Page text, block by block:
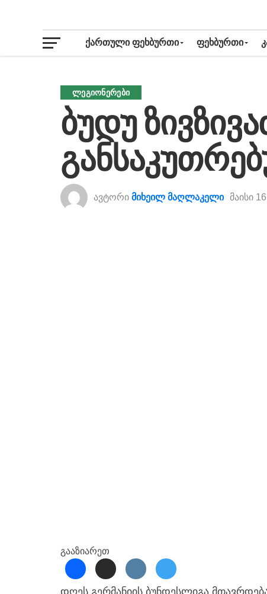
ᲥᲐᲠᲗᲣᲚᲘ ᲤᲔᲮᲑᲣᲠᲗᲘ ᲤᲔᲮᲑᲣᲠᲗᲘ
ᲚᲔᲒᲘᲝᲜᲔᲠᲔᲑᲘ
ბუდუ
ავტორი მიხეილ მაღლაკელი მაისი
გააზიარეთ